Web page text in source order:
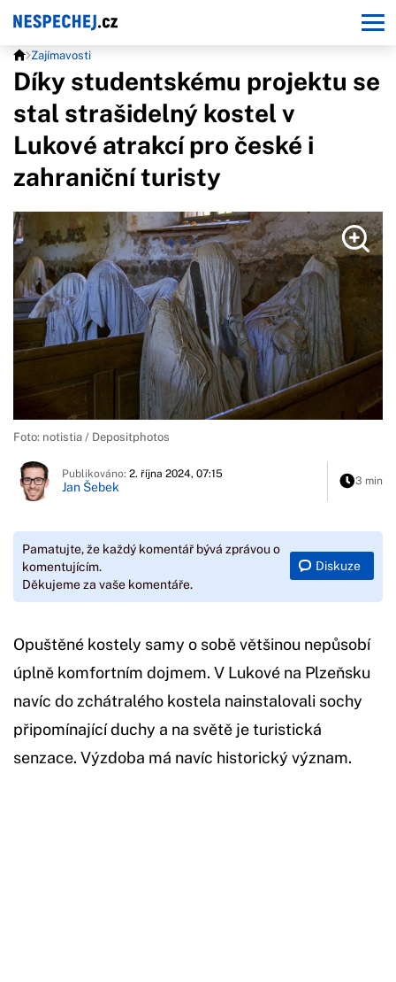
Zajímavosti
Díky studentskému projektu se
stal strašidelný kostel v
Lukové atrakcí pro české i
zahraniční turisty
Foto: notistia / Depositphotos
Publikováno: 2. října 2024, 07:15
Jan Šebek 3 min
Pamatujte, že každý komentář bývá zprávou o
komentujícím.
Děkujeme za vaše komentáře.
Diskuze
Opuštěné kostely samy o sobě většinou nepůsobí
úplně komfortním dojmem. V Lukové na Plzeňsku
navíc do zchátralého kostela nainstalovali sochy
připomínající duchy a na světě je turistická
senzace. Výzdoba má navíc historický význam.